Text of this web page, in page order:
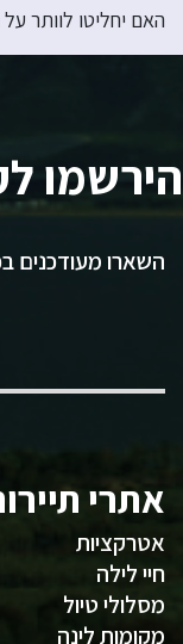
האם יחליטו לוותר
הירשמו
השארו מעודכנים
אתרי
אטרקציות
חיי לילה
מסלולי טיול
מקומות לינה